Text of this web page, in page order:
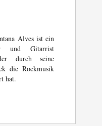
Alves ist ein
und Gitarrist
durch seine
die Rockmusik
hat.